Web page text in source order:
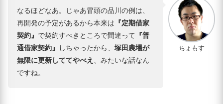
ちょもす
なるほどなあ。じゃあ冒頭の品川の例は、
再開発の予定があるから本来は 『定期借家
契約』 で契約すべきところで間違って
『普
通借家契約』
しちゃったから、 塚田農場が
無限に更新しててやべえ
、みたいな話なん
ですね。